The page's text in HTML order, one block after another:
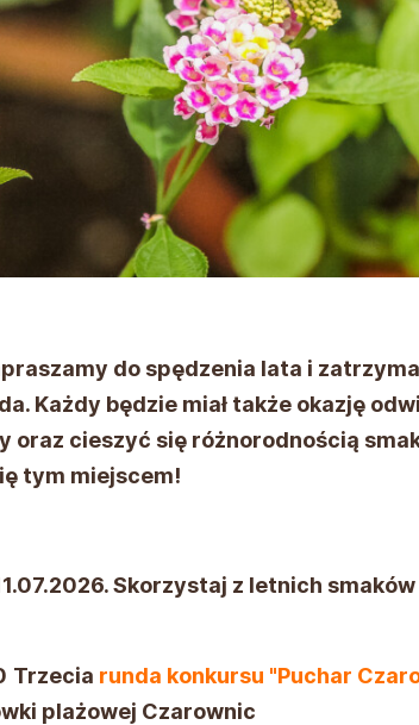
do spędzenia lata i
Każdy będzie miał także okazję
oraz cieszyć się różnorodnością
tym miejscem!
Skorzystaj z letnich smaków
Trzecia runda konkursu "Puchar
plażowej Czarownic